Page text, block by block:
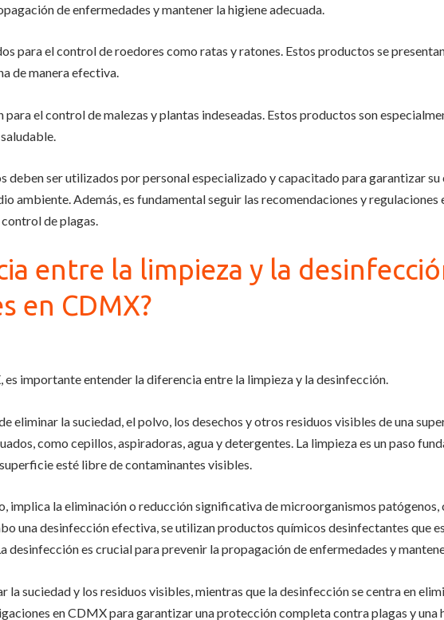
de enfermedades y mantener la higiene adecuada.
para el control de roedores como ratas y ratones. Estos productos se
de manera efectiva.
el control de malezas y plantas indeseadas. Estos productos son
deben ser utilizados por personal especializado y capacitado para garantizar
ambiente. Además, es fundamental seguir las recomendaciones y
de plagas.
entre la limpieza y la
en CDMX?
importante entender la diferencia entre la limpieza y la desinfección.
eliminar la suciedad, el polvo, los desechos y otros residuos visibles de una
como cepillos, aspiradoras, agua y detergentes. La limpieza es un paso
esté libre de contaminantes visibles.
implica la eliminación o reducción significativa de microorganismos patógenos,
una desinfección efectiva, se utilizan productos químicos desinfectantes que
es crucial para prevenir la propagación de enfermedades y
la suciedad y los residuos visibles, mientras que la desinfección se centra en
en CDMX para garantizar una protección completa contra plagas y una